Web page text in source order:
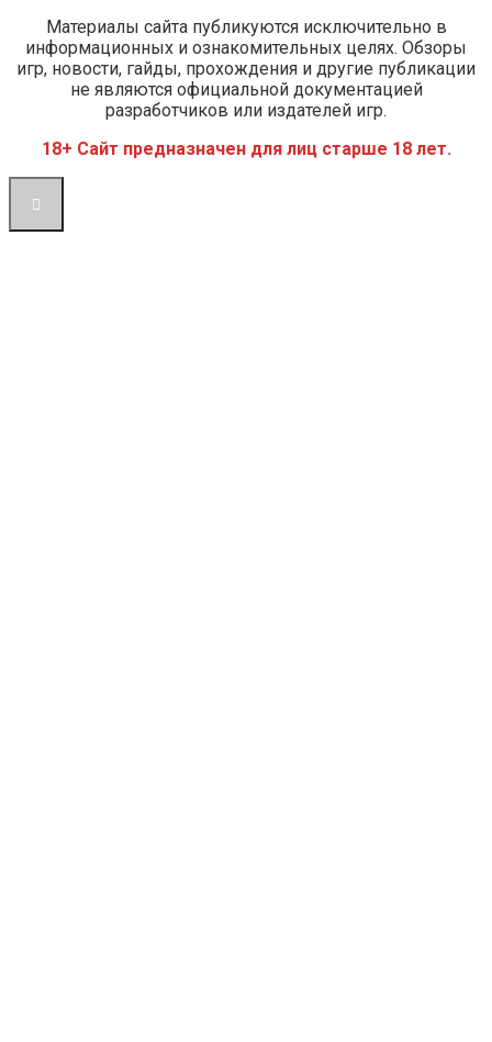
Материалы сайта публикуются исключительно в
информационных и ознакомительных целях. Обзоры
игр, новости, гайды, прохождения и другие публикации
не являются официальной документацией
разработчиков или издателей игр.
18+ Сайт предназначен для лиц старше 18 лет.